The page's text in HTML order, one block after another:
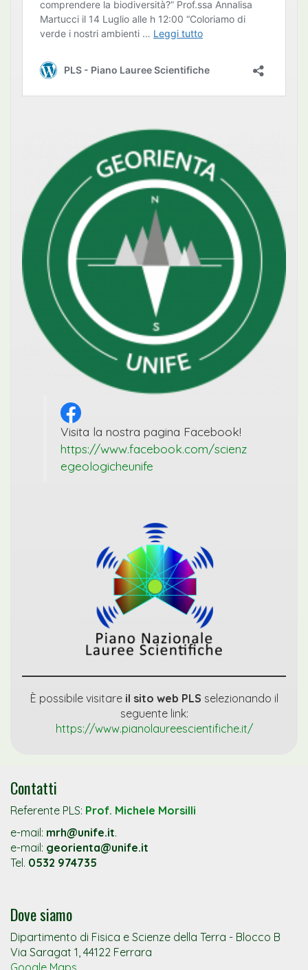
Visita la nostra pagina Facebook!
https://www.facebook.com/scienz
egeologicheunife
È possibile visitare il sito web PLS selezionando il
seguente link:
https://www.pianolaureescientifiche.it/
Contatti
Referente PLS: Prof. Michele Morsilli
e-mail: mrh@unife.it.
e-mail: georienta@unife.it
Tel. 0532 974735
Dove siamo
Dipartimento di Fisica e Scienze della Terra - Blocco B
Via Saragat 1, 44122 Ferrara
Google Maps